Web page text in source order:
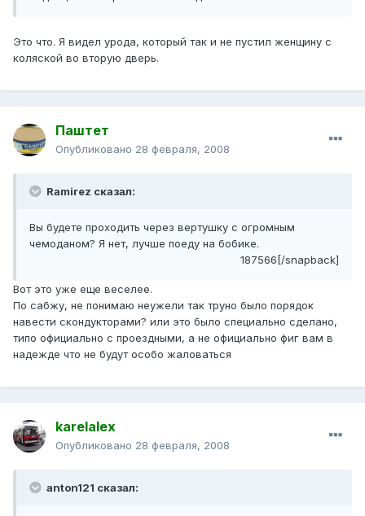
Это что. Я видел урода, который так и не пустил женщину с
коляской во вторую дверь.
Паштет
Опубликовано 28 февраля, 2008
Ramirez сказал:
Вы будете проходить через вертушку с огромным
чемоданом? Я нет, лучше поеду на бобике.
187566[/snapback]
Вот это уже еще веселее.
По сабжу, не понимаю неужели так труно было порядок
навести скондукторами? или это было специально сделано,
типо официально с проездными, а не официально фиг вам в
надежде что не будут особо жаловаться
karelalex
Опубликовано 28 февраля, 2008
anton121 сказал: